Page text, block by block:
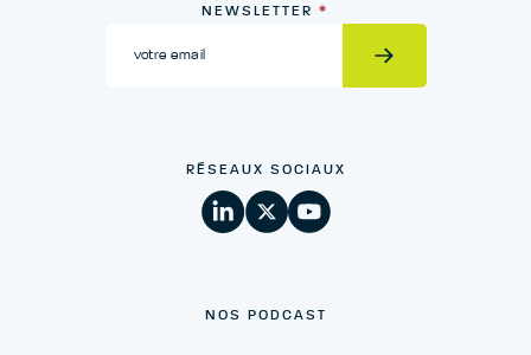
NewsletterNEWSLETTER *
RÉSEAUX SOCIAUX
NOS PODCAST